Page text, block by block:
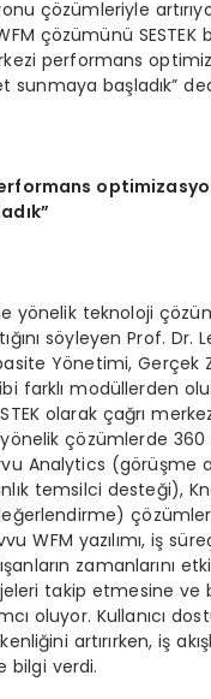
çözümleriyle
çözümünü SESTEK
performans
sunmaya başladık”
yönelik teknoloji
söyleyen Prof. Dr.
Yönetimi, Gerçek
farklı modüllerden
olarak çağrı
çözümlerde 360
Analytics (görüşme
temsilci desteği),
WFM yazılımı, iş
zamanlarını
takip etmesine ve
oluyor. Kullanıcı
artırırken, iş
bilgi verdi.